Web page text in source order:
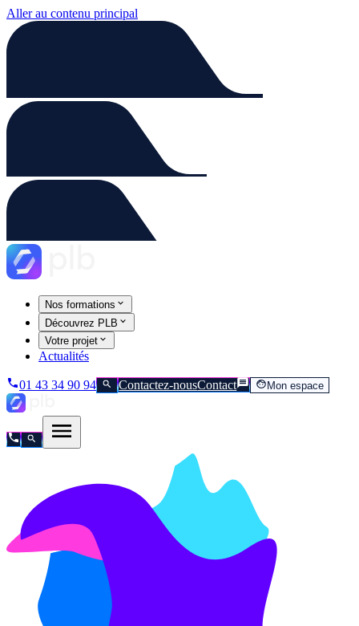
Aller au contenu principal
Nos formations
Découvrez PLB
Votre projet
Actualités
01 43 34 90 94 Contactez-nousContact Mon espace